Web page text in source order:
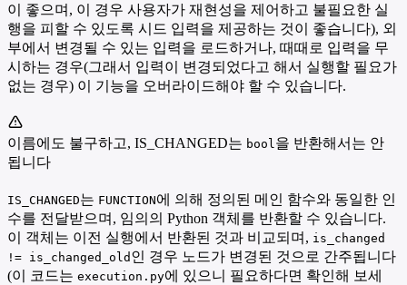
이 좋으며, 이 경우 사용자가 재현성을 제어하고 불필요한 실
행을 피할 수 있도록 시드 입력을 제공하는 것이 좋습니다), 외
부에서 변경될 수 있는 입력을 로드하거나, 때때로 입력을 무
시하는 경우(그래서 입력이 변경되었다고 해서 실행할 필요가
없는 경우) 이 기능을 오버라이드해야 할 수 있습니다.
이름에도 불구하고, IS_CHANGED는 bool 을 반환해서는 안
됩니다
IS_CHANGED는 FUNCTION에 의해 정의된 메인 함수와 동일한 인
수를 전달받으며, 임의의 Python 객체를 반환할 수 있습니다.
이 객체는 이전 실행에서 반환된 것과 비교되며, is_changed
!= is_changed_old 인 경우 노드가 변경된 것으로 간주됩니다
(이 코드는 execution.py에 있으니 필요하다면 확인해 보세